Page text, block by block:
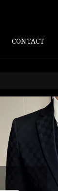
CONTACT